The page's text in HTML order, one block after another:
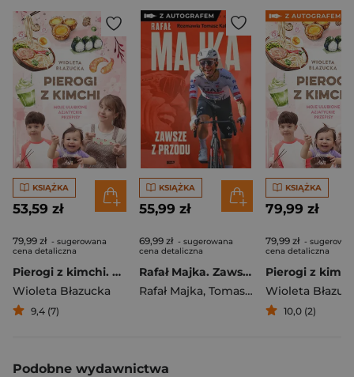
KSIĄŻKA
53,59 zł
79,99 zł - sugerowana
cena detaliczna
Pierogi z kimchi. Moje ulubione azjatyckie przepisy
Wioleta Błazucka
9,4 (7)
KSIĄŻKA
55,99 zł
69,99 zł - sugerowana
cena detaliczna
Rafał Majka. Zawsze z przodu. Rozmawia Tomasz Kalemba - książka z autografem
Rafał Majka, Tomasz Kalemba
KSIĄŻKA
79,99 zł
79,99 zł -
cena detaliczna
Wioleta
10,0 (2)
Podobne wydawnictwa